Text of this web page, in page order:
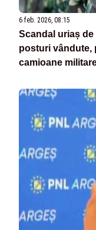
6 feb. 2026, 08:15
Scandal uriaș
posturi vândute,
camioane